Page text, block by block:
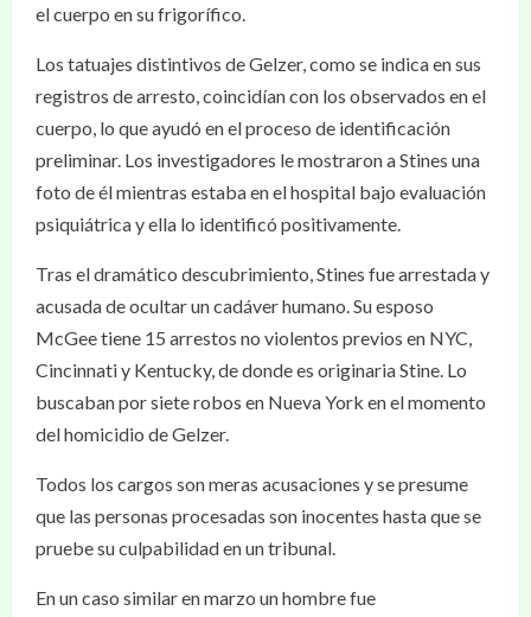
el cuerpo en su frigorífico.
Los tatuajes distintivos de Gelzer, como se indica en sus
registros de arresto, coincidían con los observados en el
cuerpo, lo que ayudó en el proceso de identificación
preliminar. Los investigadores le mostraron a Stines una
foto de él mientras estaba en el hospital bajo evaluación
psiquiátrica y ella lo identificó positivamente.
Tras el dramático descubrimiento, Stines fue arrestada y
acusada de ocultar un cadáver humano. Su esposo
McGee tiene 15 arrestos no violentos previos en NYC,
Cincinnati y Kentucky, de donde es originaria Stine. Lo
buscaban por siete robos en Nueva York en el momento
del homicidio de Gelzer.
Todos los cargos son meras acusaciones y se presume
que las personas procesadas son inocentes hasta que se
pruebe su culpabilidad en un tribunal.
En un caso similar en marzo un hombre fue